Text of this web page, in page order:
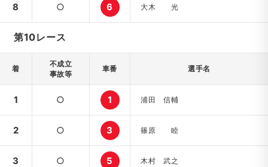
8 ○ 6 大木 光
第10レース
着
不成立
事故等
車番 選手名
1 ○ 1 浦田 信輔
2 ○ 3 篠原 睦
3 ○ 5 木村 武之